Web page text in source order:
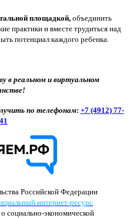
площадкой, объединить
практики и вместе трудиться над
потенциал каждого ребенка.
в реальном и виртуальном
по телефонам: +7 (4912) 77-
Российской Федерации
интернет-ресурс
социально-экономической